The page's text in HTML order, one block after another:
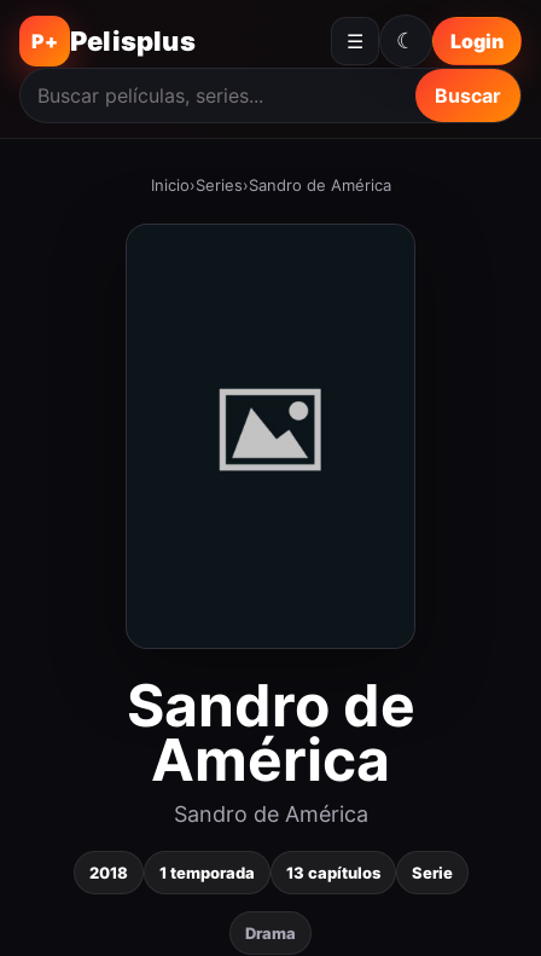
P+ Pelisplus ☰
Buscar
Login
☾
Inicio›Series›Sandro de América
Sandro de
América
Sandro de América
2018 1 temporada 13 capítulos Serie
Drama